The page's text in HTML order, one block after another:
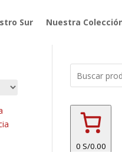
Sur Nuestra
0 S/0.00